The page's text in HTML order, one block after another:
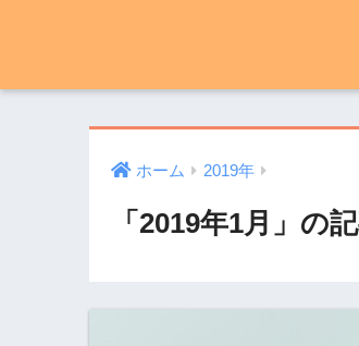
ホーム 2019年
「2019年1月」の